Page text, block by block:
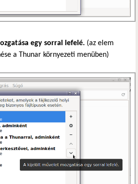
egy sorral lefelé. (az elem
a Thunar környezeti menüben)